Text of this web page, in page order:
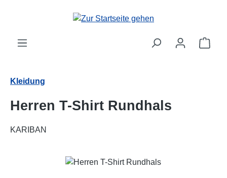
Zum Hauptinhalt springen
Kleidung
Herren T-Shirt Rundhals
KARIBAN
Bildergalerie überspringen